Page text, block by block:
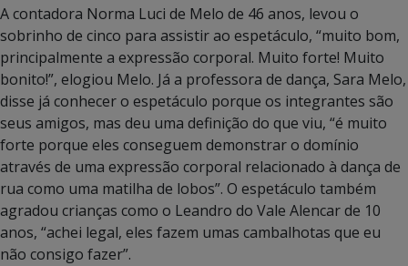
A contadora Norma Luci de Melo de 46 anos, levou o
sobrinho de cinco para assistir ao espetáculo, “muito bom,
principalmente a expressão corporal. Muito forte! Muito
bonito!”, elogiou Melo. Já a professora de dança, Sara Melo,
disse já conhecer o espetáculo porque os integrantes são
seus amigos, mas deu uma definição do que viu, “é muito
forte porque eles conseguem demonstrar o domínio
através de uma expressão corporal relacionado à dança de
rua como uma matilha de lobos”. O espetáculo também
agradou crianças como o Leandro do Vale Alencar de 10
anos, “achei legal, eles fazem umas cambalhotas que eu
não consigo fazer”.